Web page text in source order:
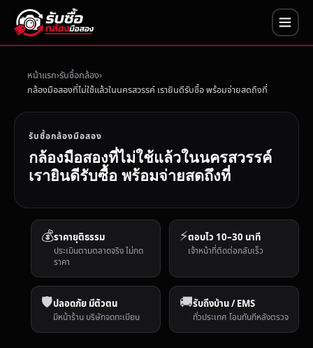
หน้าแรก รับซื้อกล้อง
กล้องมือสองที่ไม่ใช้แล้วในนครสวรรค์ เรายินดีรับซื้อ พร้อมจ่ายสดถึงที่
รับซื้อกล้องมือสอง
กล้องมือสองที่ไม่ใช้แล้วในนครสวรรค์
เรายินดีรับซื้อ พร้อมจ่ายสดถึงที่
💰ราคายุติธรรม
ประเมินตามตลาดจริง ไม่กด
ราคา
⚡ตอบไว 10–30 นาที
เจ้าหน้าที่ติดต่อกลับเร็ว
🛡️ปลอดภัย มีตัวตน
มีหน้าร้าน บริษัทจดทะเบียน
🚚รับถึงบ้าน / EMS
ทั่วประเทศ โอนทันทีหลังตรวจ